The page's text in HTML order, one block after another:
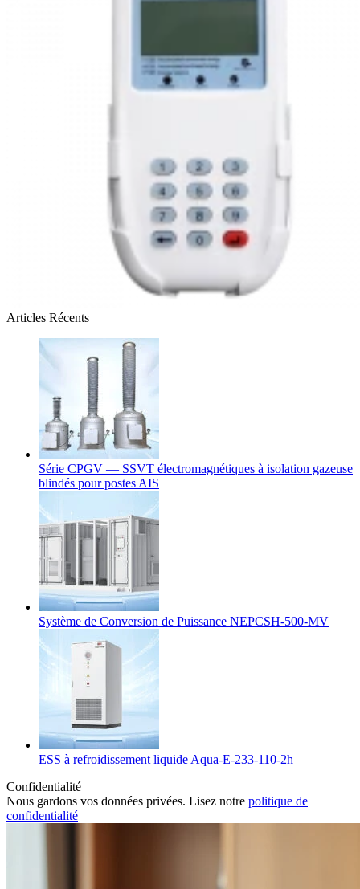
Articles Récents
Série CPGV — SSVT électromagnétiques à isolation gazeuse
blindés pour postes AIS
Système de Conversion de Puissance NEPCSH-500-MV
ESS à refroidissement liquide Aqua-E-233-110-2h
Confidentialité
Nous gardons vos données privées. Lisez notre politique de
confidentialité